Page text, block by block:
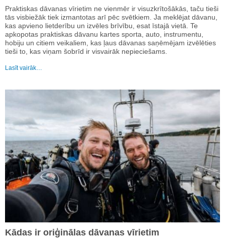
Praktiskas dāvanas vīrietim ne vienmēr ir visuzkrītošākās, taču tieši
tās visbiežāk tiek izmantotas arī pēc svētkiem. Ja meklējat dāvanu,
kas apvieno lietderību un izvēles brīvību, esat īstajā vietā. Te
apkopotas praktiskas dāvanu kartes sporta, auto, instrumentu,
hobiju un citiem veikaliem, kas ļaus dāvanas saņēmējam izvēlēties
tieši to, kas viņam šobrīd ir visvairāk nepieciešams.
Lasīt vairāk…
Kādas ir oriģinālas dāvanas vīrietim